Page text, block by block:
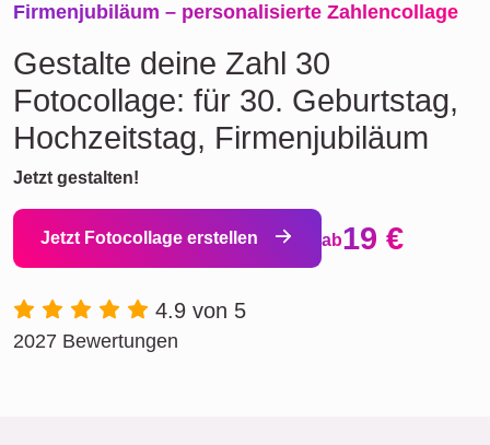
Firmenjubiläum – personalisierte Zahlencollage
Gestalte deine Zahl 30
Fotocollage: für 30. Geburtstag,
Hochzeitstag, Firmenjubiläum
Jetzt gestalten!
Jetzt Fotocollage erstellen ab19 €
4.9 von 5
2027 Bewertungen